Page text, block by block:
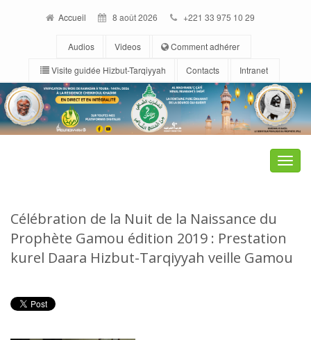
Accueil 8 août 2026 +221 33 975 10 29
Audios Videos
Comment adhérer
Visite guidée Hizbut-Tarqiyyah
Contacts Intranet
Toggle
Célébration de la Nuit de la Naissance du
Prophète Gamou édition 2019 : Prestation
kurel Daara Hizbut-Tarqiyyah veille Gamou